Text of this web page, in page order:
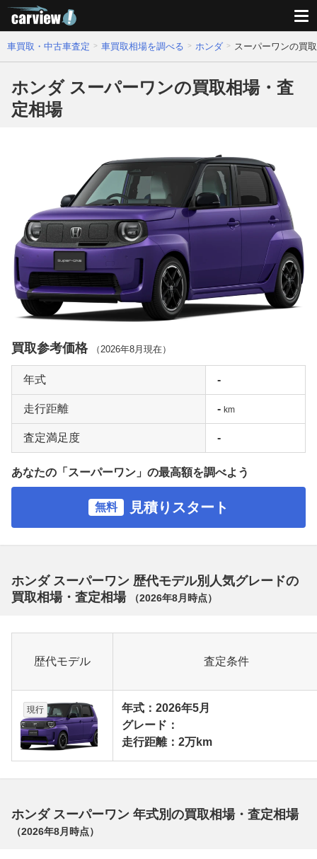
車買取・中古車査定 車買取相場を調べる ホンダ スーパーワンの買
ホンダ スーパーワンの買取相場・査
定相場
買取参考価格 （ 2026年8月 現在）
年式 -
走行距離 - km
査定満足度 -
あなたの「スーパーワン」の最高額を調べよう
無料 見積りスタート
ホンダ スーパーワン 歴代モデル別人気グレードの
買取相場・査定相場
（2026年8月 時点）
歴代モデル 査定条件
現行
年式：2026年5月
グレード：
走行距離：2万km
ホンダ スーパーワン 年式別の買取相場・査定相場
（2026年8月 時点）